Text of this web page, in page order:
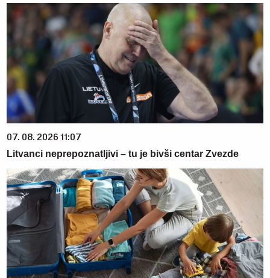
07. 08. 2026 11:07
Litvanci neprepoznatljivi – tu je bivši centar Zvezde